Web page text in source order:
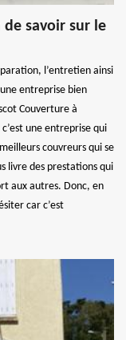
de savoir sur le
l’entretien ainsi
entreprise bien
Couverture à
une entreprise qui
couvreurs qui se
livre des prestations qui
aux autres. Donc, en
car c’est